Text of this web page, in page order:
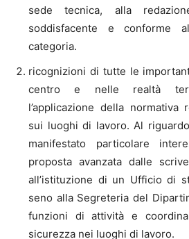
sede tecnica, alla
soddisfacente e conforme
categoria.
ricognizioni di tutte le
centro e nelle realtà
l’applicazione della normativa
sui luoghi di lavoro. Al
manifestato particolare
proposta avanzata dalle
all’istituzione di un Ufficio di
seno alla Segreteria del
funzioni di attività e
sicurezza nei luoghi di lavoro.